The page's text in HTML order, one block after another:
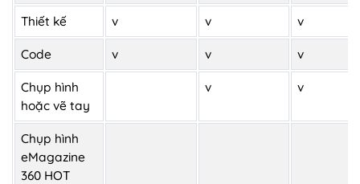
Thiết kế v v v
Code v v v
Chụp hình
hoặc vẽ tay
v v
Chụp hình
eMagazine
360 HOT